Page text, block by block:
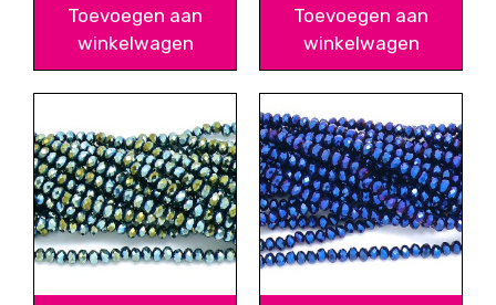
Toevoegen aan
winkelwagen
Toevoegen aan
winkelwagen